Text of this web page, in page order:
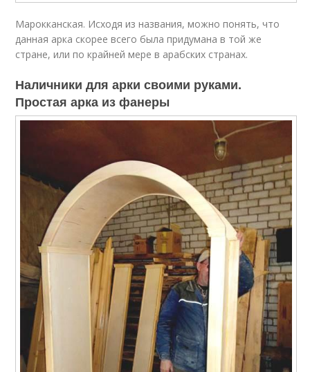
Марокканская. Исходя из названия, можно понять, что
данная арка скорее всего была придумана в той же
стране, или по крайней мере в арабских странах.
Наличники для арки своими руками.
Простая арка из фанеры